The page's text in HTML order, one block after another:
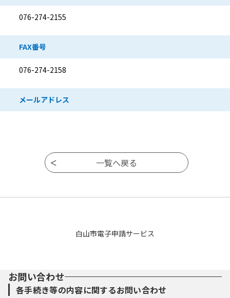
076-274-2155
FAX番号
076-274-2158
メールアドレス
白山市電子申請サービス
お問い合わせ
各手続き等の内容に関するお問い合わせ